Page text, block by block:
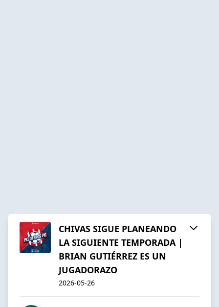
CHIVAS SIGUE PLANEANDO
LA SIGUIENTE TEMPORADA |
BRIAN GUTIÉRREZ ES UN
JUGADORAZO
2026-05-26